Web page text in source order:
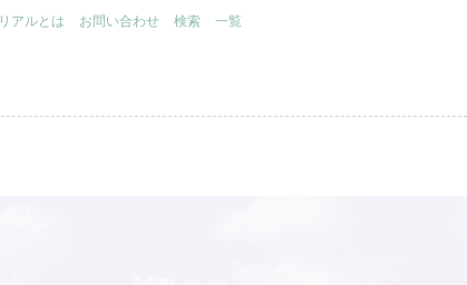
アルとは お問い合わせ 検索 一覧